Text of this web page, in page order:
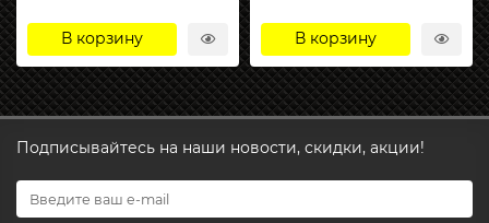
В корзину В корзину
Подписывайтесь на наши новости, скидки, акции!